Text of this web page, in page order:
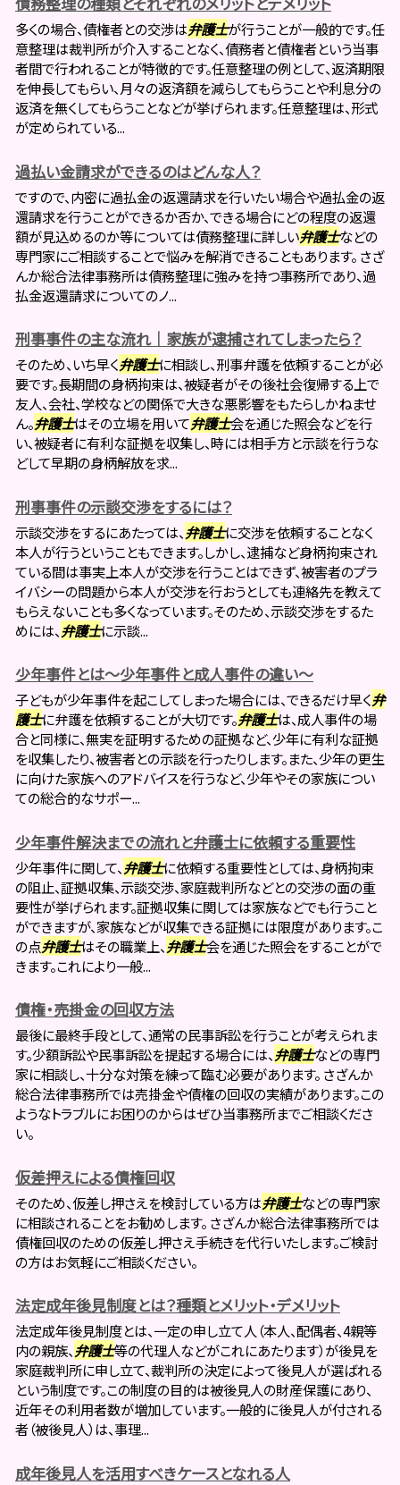
多くの場合、債権者との交渉は弁護士が行うことが一般的です。任
意整理は裁判所が介入することなく、債務者と債権者という当事
者間で行われることが特徴的です。任意整理の例として、返済期限
を伸長してもらい、月々の返済額を減らしてもらうことや利息分の
返済を無くしてもらうことなどが挙げられます。任意整理は、形式
が定められている...
過払い金請求ができるのはどんな人？
ですので、内密に過払金の返還請求を行いたい場合や過払金の返
還請求を行うことができるか否か、できる場合にどの程度の返還
額が見込めるのか等については債務整理に詳しい弁護士などの
専門家にご相談することで悩みを解消できることもあります。 さざ
んか総合法律事務所は債務整理に強みを持つ事務所であり、過
払金返還請求についてのノ...
刑事事件の主な流れ｜家族が逮捕されてしまったら？
そのため、いち早く弁護士に相談し、刑事弁護を依頼することが必
要です。長期間の身柄拘束は、被疑者がその後社会復帰する上で
友人、会社、学校などの関係で大きな悪影響をもたらしかねませ
ん。弁護士はその立場を用いて弁護士会を通じた照会などを行
い、被疑者に有利な証拠を収集し、時には相手方と示談を行うな
どして早期の身柄解放を求...
刑事事件の示談交渉をするには？
示談交渉をするにあたっては、 弁護士に交渉を依頼することなく
本人が行うということもできます。しかし、逮捕など身柄拘束され
ている間は事実上本人が交渉を行うことはできず、被害者のプラ
イバシーの問題から本人が交渉を行おうとしても連絡先を教えて
もらえないことも多くなっています。そのため、示談交渉をするた
めには、 弁護士に示談...
少年事件とは～少年事件と成人事件の違い～
子どもが少年事件を起こしてしまった場合には、できるだけ早く弁
護士に弁護を依頼することが大切です。弁護士は、成人事件の場
合と同様に、無実を証明するための証拠など、少年に有利な証拠
を収集したり、被害者との示談を行ったりします。また、少年の更生
に向けた家族へのアドバイスを行うなど、少年やその家族につい
ての総合的なサポー...
少年事件解決までの流れと弁護士に依頼する重要性
少年事件に関して、 弁護士に依頼する重要性としては、身柄拘束
の阻止、証拠収集、示談交渉、家庭裁判所などとの交渉の面の重
要性が挙げられます。証拠収集に関しては家族などでも行うこと
ができますが、家族などが収集できる証拠には限度があります。こ
の点弁護士はその職業上、 弁護士会を通じた照会をすることがで
きます。これにより一般...
債権・売掛金の回収方法
最後に最終手段として、通常の民事訴訟を行うことが考えられま
す。少額訴訟や民事訴訟を提起する場合には、 弁護士などの専門
家に相談し、十分な対策を練って臨む必要があります。 さざんか
総合法律事務所では売掛金や債権の回収の実績があります。この
ようなトラブルにお困りのからはぜひ当事務所までご相談くださ
い。
仮差押えによる債権回収
そのため、仮差し押さえを検討している方は弁護士などの専門家
に相談されることをお勧めします。 さざんか総合法律事務所では
債権回収のための仮差し押さえ手続きを代行いたします。ご検討
の方はお気軽にご相談ください。
法定成年後見制度とは？種類とメリット・デメリット
法定成年後見制度とは、一定の申し立て人（本人、配偶者、4親等
内の親族、 弁護士等の代理人などがこれにあたります）が後見を
家庭裁判所に申し立て、裁判所の決定によって後見人が選ばれる
という制度です。この制度の目的は被後見人の財産保護にあり、
近年その利用者数が増加しています。一般的に後見人が付される
者（被後見人）は、事理...
成年後見人を活用すべきケースとなれる人